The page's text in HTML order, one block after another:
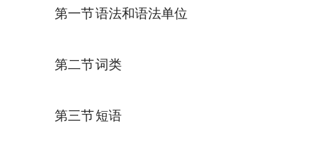
第一节语法和语法单位
第二节词类
第三节短语